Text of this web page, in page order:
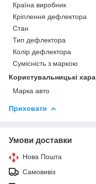
Країна виробник
Кріплення дефлектора
Стан
Тип дефлектора
Колір дефлектора
Сумісність з маркою
Користувальницькі
Марка авто
Приховати
Умови доставки
Нова Пошта
Самовивіз